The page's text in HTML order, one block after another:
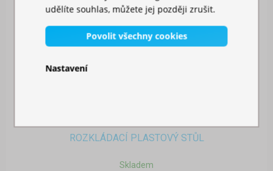
ROZKLÁDACÍ PLASTOVÝ STŮL
Skladem
udělíte souhlas, můžete jej později zrušit.
Povolit všechny cookies
Nastavení